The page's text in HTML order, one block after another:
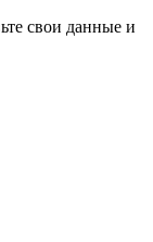
свои данные и